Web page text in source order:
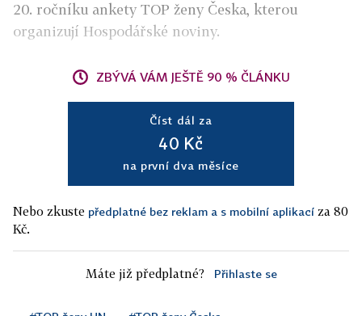
20. ročníku ankety TOP ženy Česka, kterou
organizují Hospodářské noviny.
ZBÝVÁ VÁM JEŠTĚ 90 % ČLÁNKU
Číst dál za
40 Kč
na první dva měsíce
Nebo zkuste předplatné bez reklam a s mobilní aplikací za 80
Kč.
Máte již předplatné? Přihlaste se